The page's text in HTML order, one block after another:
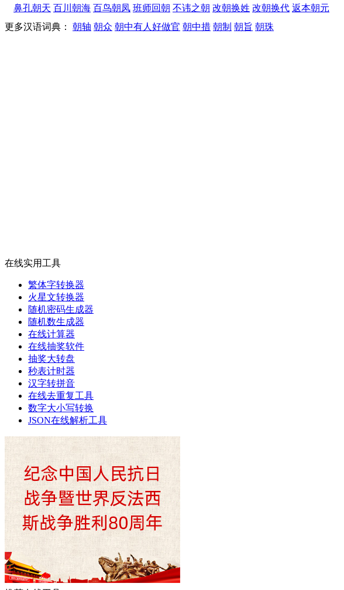
鼻孔朝天 百川朝海 百鸟朝凤 班师回朝 不讳之朝 改朝换姓 改朝换代 返本朝元
更多汉语词典： 朝轴 朝众 朝中有人好做官 朝中措 朝制 朝旨 朝珠
在线实用工具
繁体字转换器
火星文转换器
随机密码生成器
随机数生成器
在线计算器
在线抽奖软件
抽奖大转盘
秒表计时器
汉字转拼音
在线去重复工具
数字大小写转换
JSON在线解析工具